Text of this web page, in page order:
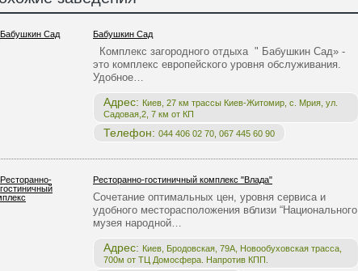
Бабушкин Сад
Комплекс загородного отдыха " Бабушкин Сад» -
это комплекс европейского уровня обслуживания.
Удобное…
Адрес: Киев, 27 км трассы Киев-Житомир, с. Мрия, ул.
Садовая,2, 7 км от КП
Телефон: 044 406 02 70, 067 445 60 90
Ресторанно-гостиничный комплекс "Влада"
Сочетание оптимальных цен, уровня сервиса и
удобного месторасположения вблизи “Национального
музея народной…
Адрес: Киев, Бродовская, 79А, Новообуховская трасса,
700м от ТЦ Домосфера. Напротив КПП.